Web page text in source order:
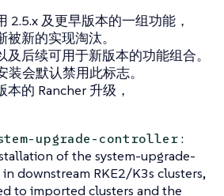
2.5.x 及更早版本的一组功能，
新的实现淘汰。
及后续可用于新版本的功能组合。
装会默认禁用此标志。
的 Rancher 升级，
upgrade-controller:
of the system-upgrade-
downstream RKE2/K3s clusters,
to imported clusters and the